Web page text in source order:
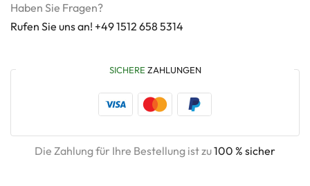
Haben Sie Fragen?
Rufen Sie uns an! +49 1512 658 5314
SICHERE ZAHLUNGEN
Die Zahlung für Ihre Bestellung ist zu100 % sicher